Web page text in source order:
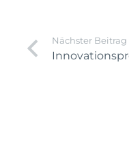
Nächster Beitrag